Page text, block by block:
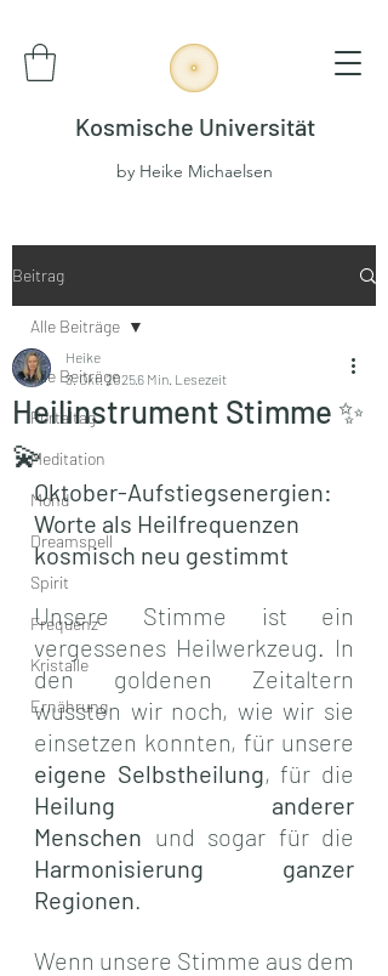
Kosmische Universität
by Heike Michaelsen
Beitrag
Alle Beiträge
Portaltag
Meditation
Mond
Dreamspell
Spirit
Frequenz
Kristalle
Ernährung
Alle Beiträge
Heilinstrument Stimme ✨
💫
Heike
3. Okt. 20256 Min. Lesezeit
Oktober-Aufstiegsenergien:
Worte als Heilfrequenzen
kosmisch neu gestimmt
Unsere Stimme ist ein
vergessenes Heilwerkzeug. In
den goldenen Zeitaltern
wussten wir noch, wie wir sie
eigene Selbstheilung
Heilung anderer
Menschen
Harmonisierung ganzer
Regionen.
Wenn unsere Stimme aus dem